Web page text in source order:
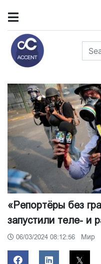
«Репортёры без
запустили теле- и
06/03/2024 08:12:56 Мир